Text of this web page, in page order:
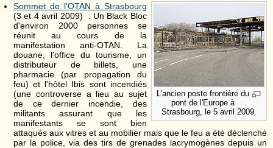
L'ancien poste frontière du
pont de l'Europe à
Strasbourg, le 5 avril 2009.
Sommet de l'OTAN à Strasbourg
(3 et 4 avril 2009) : Un Black Bloc
d'environ 2000 personnes se
réunit au cours de la
manifestation anti-OTAN. La
douane, l'office du tourisme, un
distributeur de billets, une
pharmacie (par propagation du
feu) et l'hôtel Ibis sont incendiés
(une controverse a lieu au sujet
de ce dernier incendie, des
militants assurant que les
manifestants se sont bien
attaqués aux vitres et au mobilier mais que le feu a été déclenché
par la police, via des tirs de grenades lacrymogènes depuis un